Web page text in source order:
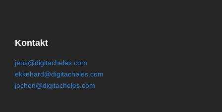
Kontakt
jens@digitacheles.com
ekkehard@digitacheles.com
jochen@digitacheles.com